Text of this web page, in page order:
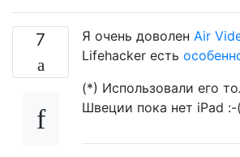
7 Я очень доволен Air
Lifehacker есть
(*) Использовали его
Швеции пока нет iPad :-(